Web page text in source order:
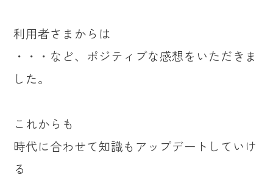
利用者さまからは
・・・など、ポジティブな感想をいただきま
した。
これからも
時代に合わせて知識もアップデートしていけ
る